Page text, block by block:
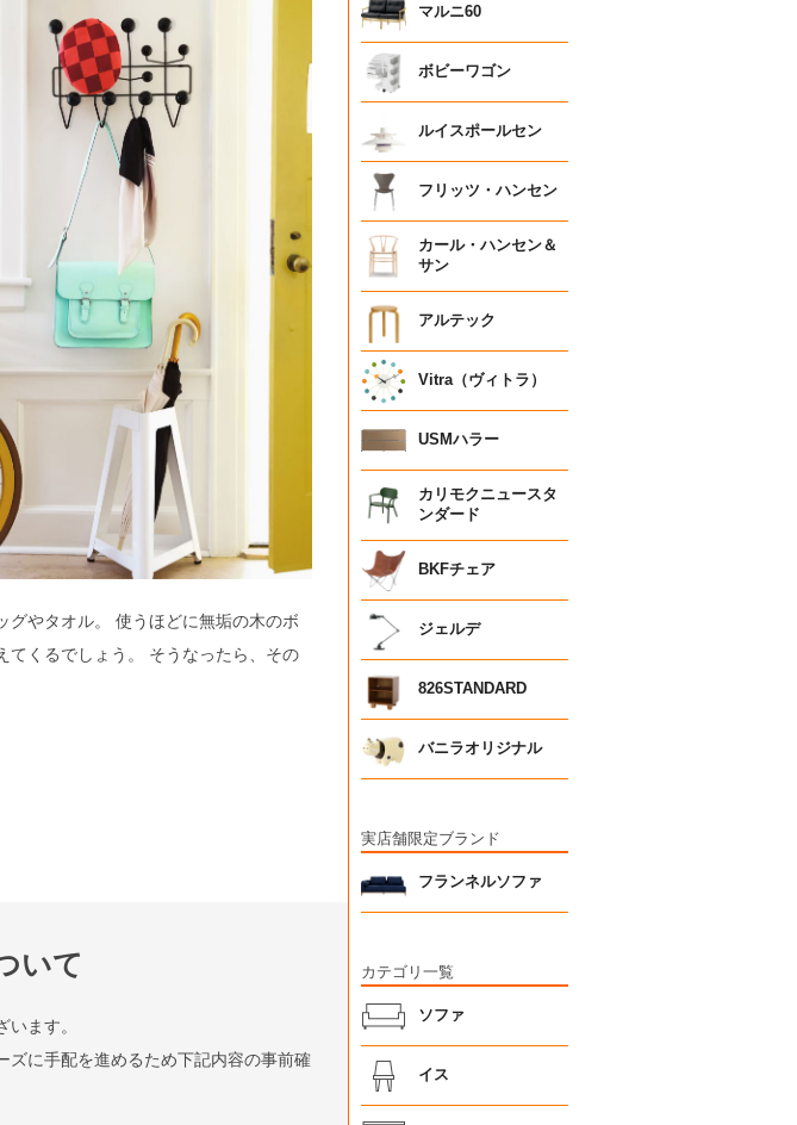
グやタオル。 使うほどに無垢の木のボ
てくるでしょう。 そうなったら、その
いて
ます。
ズに手配を進めるため下記内容の事前確
マルニ60
ボビーワゴン
ルイスポールセン
フリッツ・ハンセン
カール・ハンセン＆
サン
アルテック
Vitra（ヴィトラ）
USMハラー
カリモクニュースタ
ンダード
BKFチェア
ジェルデ
826STANDARD
バニラオリジナル
実店舗限定ブランド
フランネルソファ
カテゴリ一覧
ソファ
イス